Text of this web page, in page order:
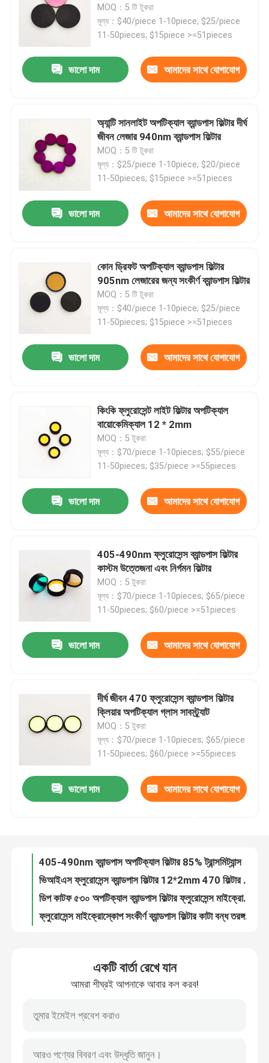
বাড়ি
ভিডিও
কারখানা ভ্রমণ
মান নিয়ন্ত্রণ
উদ্ধৃতির জন্য আবেদন
অপটিক্যাল ব্যান্ডপাস ফিল্টার
ফ্লুরোসেন্স ব্যান্ডপাস ফিল্টার
MOQ：5 টি টুকরা
মূল্য：$40/piece 1-10piece; $25/piece
11-50pieces; $15piece >=51pieces
ভালো দাম আমাদের সাথে যোগাযোগ
অ্যান্টি সানলাইট অপটিক্যাল ব্যান্ডপাস ফিল্টার দীর্ঘ
জীবন লেজার 940nm ব্যান্ডপাস ফিল্টার
MOQ：5 টি টুকরা
মূল্য：$25/piece 1-10piece; $20/piece
11-50pieces; $15piece >=51pieces
ভালো দাম আমাদের সাথে যোগাযোগ
কোন ড্রিফট অপটিক্যাল ব্যান্ডপাস ফিল্টার
905nm লেজারের জন্য সংকীর্ণ ব্যান্ডপাস ফিল্টার
MOQ：5 টি টুকরা
মূল্য：$40/piece 1-10piece; $25/piece
11-50pieces; $15piece >=51pieces
ভালো দাম আমাদের সাথে যোগাযোগ
কিংকি ফ্লুরোসেন্ট লাইট ফিল্টার অপটিক্যাল
বায়োকেমিক্যাল 12 * 2mm
MOQ：5 টুকরা
মূল্য：$70/piece 1-10pieces; $55/piece
11-50pieces; $35/piece >=55pieces
ভালো দাম আমাদের সাথে যোগাযোগ
405-490nm ফ্লুরোসেন্স ব্যান্ডপাস ফিল্টার
কাস্টম উত্তেজনা এবং নির্গমন ফিল্টার
MOQ：5 টুকরা
মূল্য：$70/piece 1-10pieces; $65/piece
11-50pieces; $60/piece >=51pieces
ভালো দাম আমাদের সাথে যোগাযোগ
দীর্ঘ জীবন 470 ফ্লুরোসেন্স ব্যান্ডপাস ফিল্টার
ক্লিয়ার অপটিক্যাল গ্লাস সাবস্ট্র্যাট
MOQ：5 টুকরা
মূল্য：$70/piece 1-10pieces; $65/piece
11-50pieces; $60/piece >=55pieces
ভালো দাম আমাদের সাথে যোগাযোগ
405-490nm ব্যান্ডপাস অপটিক্যাল ফিল্টার 85% ট্রান্সমিট্যান্স
ফ্লুরোসেন্স সনাক্তকরণ দৃশ্যমান ব্যান্ডপাস ফিল্টার 470nm পেশাদার
ফসফরাস সনাক্তকরণের জন্য লং লাইফ ইনফ্রারেড ব্যান্ডপাস ফিল্টার 530nm
অতিবেগুনী ডিটেক্টর 450nm দৃশ্যমান ব্যান্ডপাস ফিল্টার 65 ট্রান্সমিট্যান্স
একটি বার্তা রেখে যান
আমরা শীঘ্রই আপনাকে আবার কল করব!